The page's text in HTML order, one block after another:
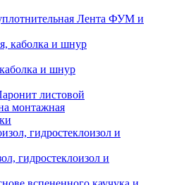
Лента ФУМ и
и шнур
листовой
монтажная
гидростеклоизол и